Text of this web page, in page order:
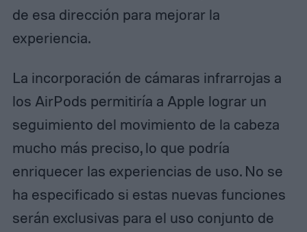
de esa dirección para mejorar la
experiencia.
La incorporación de cámaras infrarrojas a
los AirPods permitiría a Apple lograr un
seguimiento del movimiento de la cabeza
mucho más preciso, lo que podría
enriquecer las experiencias de uso. No se
ha especificado si estas nuevas funciones
serán exclusivas para el uso conjunto de